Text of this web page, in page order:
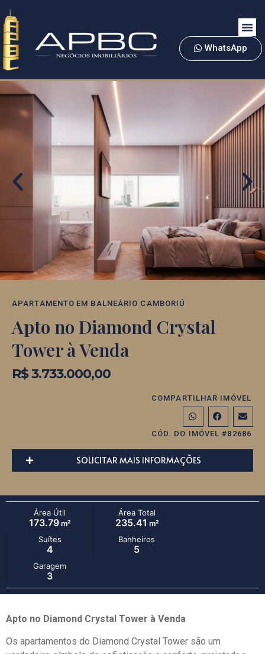
WhatsApp
APARTAMENTO EM BALNEÁRIO CAMBORIÚ
Apto no Diamond Crystal
Tower à Venda
R$ 3.733.000,00
COMPARTILHAR IMÓVEL
CÓD. DO IMÓVEL #82686
SOLICITAR MAIS INFORMAÇÕES
Área Útil
173.79m²
Área Total
235.41 m²
Suítes
4
Banheiros
5
Garagem
3
Apto no Diamond Crystal Tower à Venda
Os apartamentos do Diamond Crystal Tower são um